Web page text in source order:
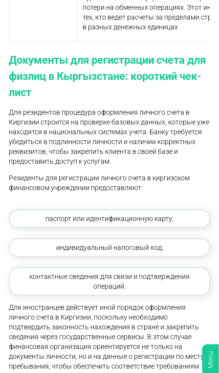
потери на обменных операциях. Этот
тех, кто ведет расчеты за пределами
в разных денежных единицах
Документы для регистрации счета для
физлиц в Кыргызстане: короткий чек-
лист
Для резидентов процедура оформления личного счета в
Киргизии строится на проверке базовых данных, которые уже
находятся в национальных системах учета. Банку требуется
убедиться в подлинности личности и наличии корректных
реквизитов, чтобы закрепить клиента в своей базе и
предоставить доступ к услугам.
Резиденты для регистрации личного счета в киргизском
финансовом учреждении предоставляют:
паспорт или идентификационную карту;
индивидуальный налоговый код;
контактные сведения для связи и подтверждения
операций.
Для иностранцев действует иной порядок оформления
личного счета в Киргизии, поскольку необходимо
подтвердить законность нахождения в стране и закрепить
сведения через государственные сервисы. В этом случае
финансовая организация ориентируется не только на
документы личности, но и на данные о регистрации по месту
пребывания, чтобы обеспечить соответствие требованиям
Menu